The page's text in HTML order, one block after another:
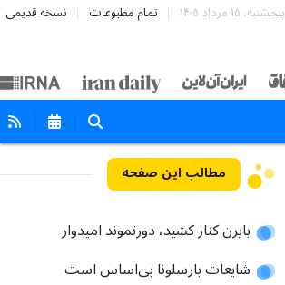
پنجشنبه، ۱۵ مرداد ۱۴۰۵ تمام مطبوعات نسخه قدیمی
مطالب این صفحه
بایرن کنار کشید، دورتموند امیدوار
شایعات بارسلونا بی‌اساس است